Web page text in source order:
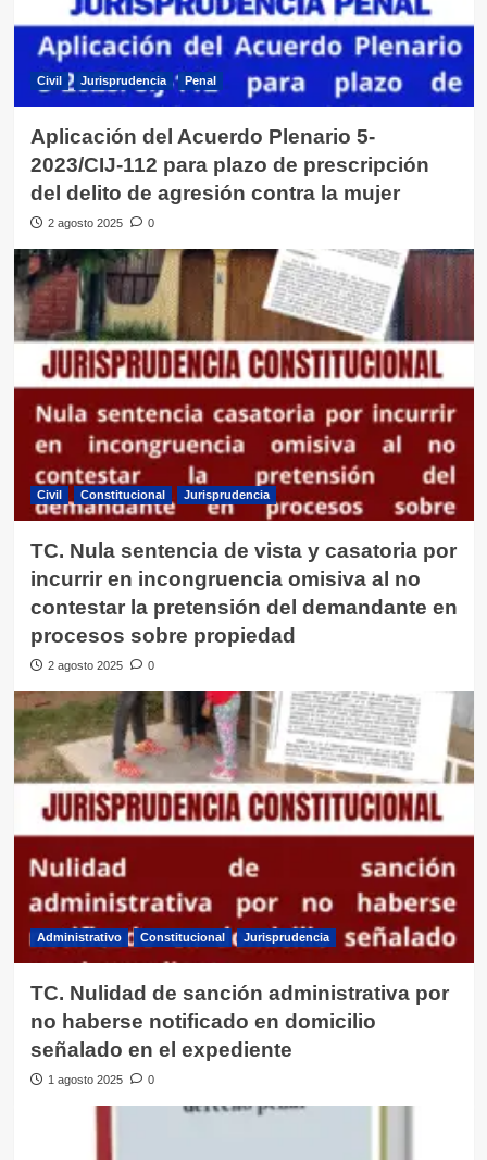
Civil Jurisprudencia Penal
Aplicación del Acuerdo Plenario 5-
2023/CIJ-112 para plazo de prescripción
del delito de agresión contra la mujer
2 agosto 2025 0
Civil Constitucional Jurisprudencia
TC. Nula sentencia de vista y casatoria por
incurrir en incongruencia omisiva al no
contestar la pretensión del demandante en
procesos sobre propiedad
2 agosto 2025 0
Administrativo Constitucional Jurisprudencia
TC. Nulidad de sanción administrativa por
no haberse notificado en domicilio
señalado en el expediente
1 agosto 2025 0